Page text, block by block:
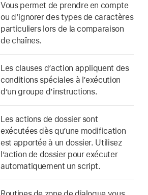
Vous permet de prendre en compte
ou d’ignorer des types de caractères
particuliers lors de la comparaison
de chaînes.
Les clauses d’action appliquent des
conditions spéciales à l’exécution
d’un groupe d’instructions.
Les actions de dossier sont
exécutées dès qu’une modification
est apportée à un dossier. Utilisez
l’action de dossier pour exécuter
automatiquement un script.